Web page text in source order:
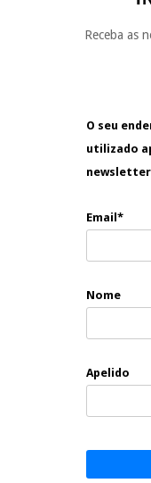
Receba as
O seu
utilizado
Email*
Nome
Apelido